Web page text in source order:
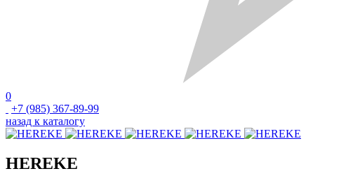
0
+7 (985) 367-89-99
назад к каталогу
HEREKE